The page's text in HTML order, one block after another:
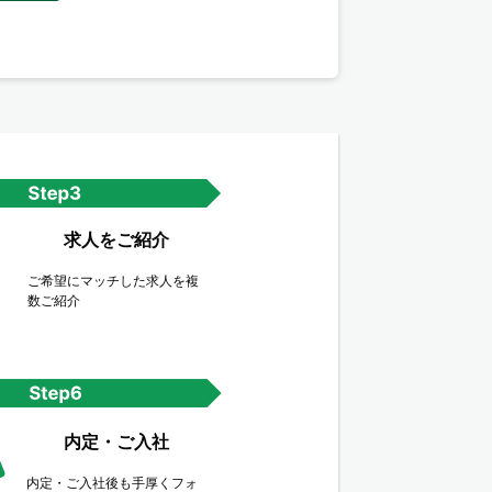
求人をご紹介
ご希望にマッチした求人を複
数ご紹介
内定・ご入社
内定・ご入社後も手厚くフォ